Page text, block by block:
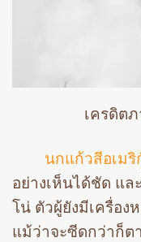
เครดิต
นกแก้วสีอเมริ
อย่างเห็นได้ชัด แ
โน่ ตัวผู้ยังมีเครื่อง
แม้ว่าจะซีดกว่าก็ต